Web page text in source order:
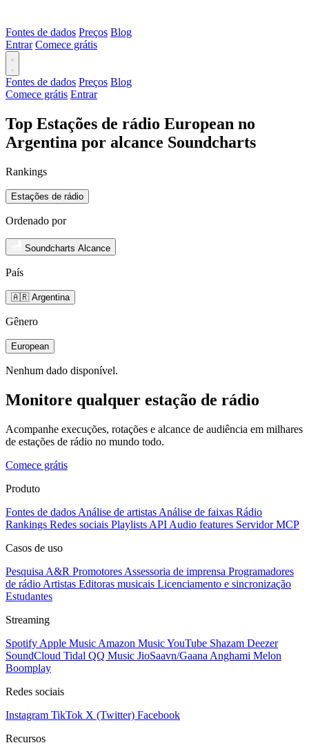
Fontes de dados Preços Blog
Entrar Comece grátis
Fontes de dados Preços Blog
Comece grátis Entrar
Top Estações de rádio European no
Argentina por alcance Soundcharts
Rankings
Estações de rádio
Ordenado por
Soundcharts Alcance
País
🇦🇷 Argentina
Gênero
European
Nenhum dado disponível.
Monitore qualquer estação de rádio
Acompanhe execuções, rotações e alcance de audiência em milhares
de estações de rádio no mundo todo.
Comece grátis
Produto
Fontes de dados Análise de artistas Análise de faixas Rádio
Rankings Redes sociais Playlists API Audio features Servidor MCP
Casos de uso
Pesquisa A&R Promotores Assessoria de imprensa Programadores
de rádio Artistas Editoras musicais Licenciamento e sincronização
Estudantes
Streaming
Spotify Apple Music Amazon MusicYouTube Shazam Deezer
SoundCloud Tidal QQ Music JioSaavn/Gaana Anghami Melon
Boomplay
Redes sociais
Instagram TikTok X (Twitter) Facebook
Recursos